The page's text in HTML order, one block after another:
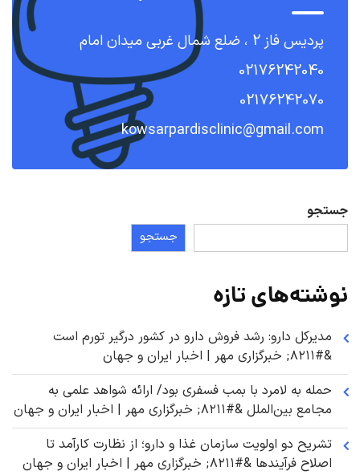
پردیس فاز 2 ، ضلع شمال غربی میدان امام
02176242040
02176242070
kowsarpardisclinic@gmail.com
جستجو
جستجو
نوشته‌های تازه
مدیرکل دارو: رشد فروش دارو در کشور درگیر تورم است
&#۸۲۱۱; خبرگزاری مهر | اخبار ایران و جهان
حمله به لامرد با بمب فسفری بود/ ارائه شواهد علمی به
مجامع بین‌الملل &#۸۲۱۱; خبرگزاری مهر | اخبار ایران و جهان
تشریح دو اولویت سازمان غذا و دارو؛ از نظارت کارآمد تا
اصلاح فرآیندها &#۸۲۱۱; خبرگزاری مهر | اخبار ایران و جهان